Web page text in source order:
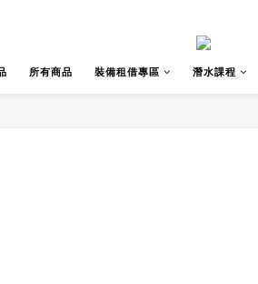
所有商品 裝備租借專區 潛水課程